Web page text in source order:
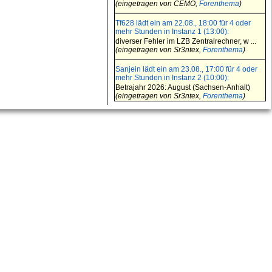
(eingetragen von CEMO, Forenthema)
Tf628 lädt ein am 22.08., 18:00 für 4 oder
mehr Stunden in Instanz 1 (13:00):
diverser Fehler im LZB Zentralrechner, w ...
(eingetragen von Sr3ntex, Forenthema)
Sanjein lädt ein am 23.08., 17:00 für 4 oder
mehr Stunden in Instanz 2 (10:00):
Betrajahr 2026: August (Sachsen-Anhalt)
(eingetragen von Sr3ntex, Forenthema)